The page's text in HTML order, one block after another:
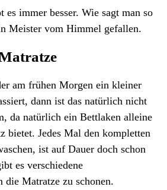
es immer besser. Wie sagt man so
Meister vom Himmel gefallen.
am frühen Morgen ein kleiner
dann ist das natürlich nicht
da natürlich ein Bettlaken alleine
bietet. Jedes Mal den kompletten
ist auf Dauer doch schon
es verschiedene
die Matratze zu schonen.